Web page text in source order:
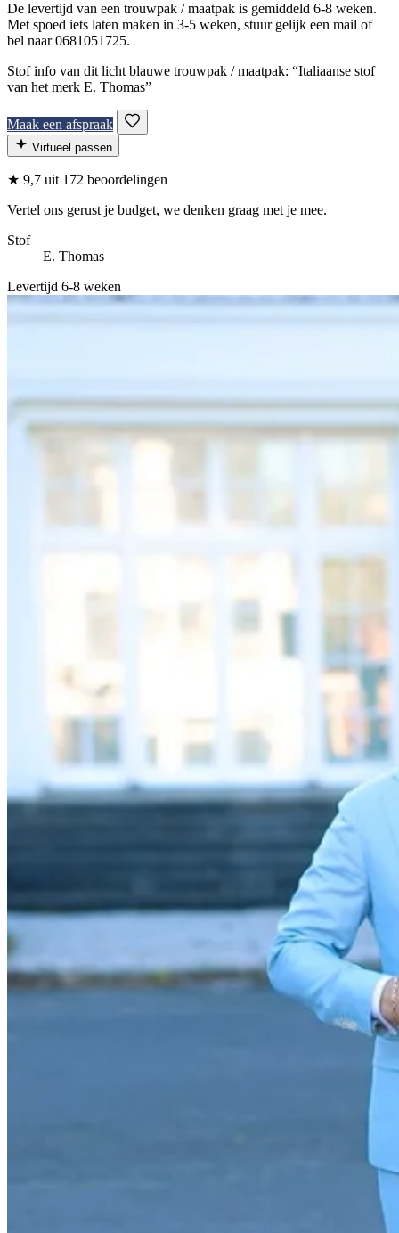
De levertijd van een trouwpak / maatpak is gemiddeld 6-8 weken.
Met spoed iets laten maken in 3-5 weken, stuur gelijk een mail of
bel naar 0681051725.
Stof info van dit licht blauwe trouwpak / maatpak: “Italiaanse stof
van het merk E. Thomas”
Maak een afspraak
Virtueel passen
★ 9,7 uit 172 beoordelingen
Vertel ons gerust je budget, we denken graag met je mee.
Stof
E. Thomas
Levertijd 6-8 weken